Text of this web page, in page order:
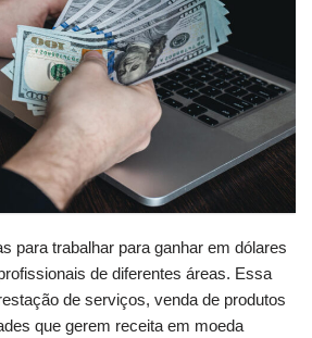
para trabalhar para ganhar em dólares
de diferentes áreas. Essa
de serviços, venda de produtos
que gerem receita em moeda